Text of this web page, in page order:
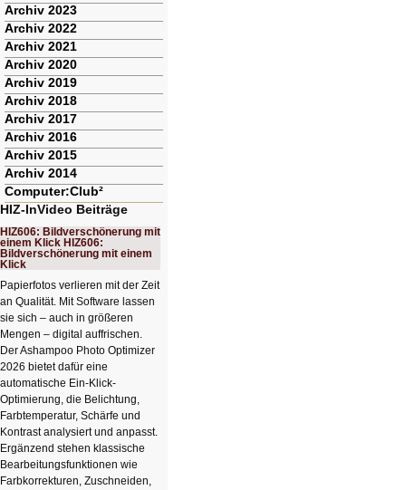
Archiv 2023
Archiv 2022
Archiv 2021
Archiv 2020
Archiv 2019
Archiv 2018
Archiv 2017
Archiv 2016
Archiv 2015
Archiv 2014
Computer:Club²
HIZ-InVideo Beiträge
HIZ606: Bildverschönerung mit
einem Klick HIZ606:
Bildverschönerung mit einem
Klick
Papierfotos verlieren mit der Zeit
an Qualität. Mit Software lassen
sie sich – auch in größeren
Mengen – digital auffrischen.
Der Ashampoo Photo Optimizer
2026 bietet dafür eine
automatische Ein-Klick-
Optimierung, die Belichtung,
Farbtemperatur, Schärfe und
Kontrast analysiert und anpasst.
Ergänzend stehen klassische
Bearbeitungsfunktionen wie
Farbkorrekturen, Zuschneiden,